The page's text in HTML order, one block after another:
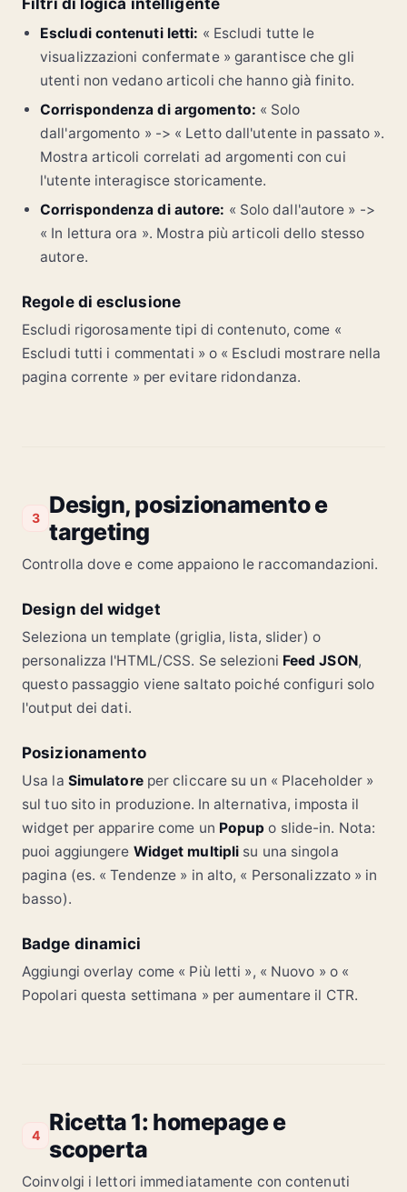
Filtri di logica intelligente
Escludi contenuti letti: « Escludi tutte le
visualizzazioni confermate » garantisce che gli
utenti non vedano articoli che hanno già finito.
Corrispondenza di argomento: « Solo
dall'argomento » -> « Letto dall'utente in passato ».
Mostra articoli correlati ad argomenti con cui
l'utente interagisce storicamente.
Corrispondenza di autore: « Solo dall'autore » ->
« In lettura ora ». Mostra più articoli dello stesso
autore.
Regole di esclusione
Escludi rigorosamente tipi di contenuto, come «
Escludi tutti i commentati » o « Escludi mostrare nella
pagina corrente » per evitare ridondanza.
3
Design, posizionamento e
targeting
Controlla dove e come appaiono le raccomandazioni.
Design del widget
Seleziona un template (griglia, lista, slider) o
personalizza l'HTML/CSS. Se selezioni Feed JSON,
questo passaggio viene saltato poiché configuri solo
l'output dei dati.
Posizionamento
Usa la Simulatoreper cliccare su un « Placeholder »
sul tuo sito in produzione. In alternativa, imposta il
widget per apparire come un Popup o slide-in. Nota:
puoi aggiungere Widget multipli su una singola
pagina (es. « Tendenze » in alto, « Personalizzato » in
basso).
Badge dinamici
Aggiungi overlay come « Più letti », « Nuovo » o «
Popolari questa settimana » per aumentare il CTR.
4
Ricetta 1: homepage e
scoperta
Coinvolgi i lettori immediatamente con contenuti